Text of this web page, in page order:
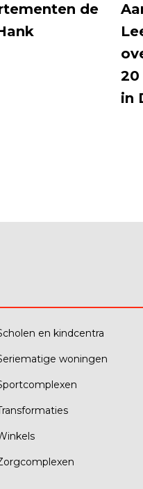
de
20
in
en kindcentra
woningen